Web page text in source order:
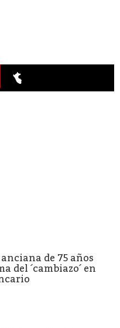
de 75 años
del ´cambiazo´ en